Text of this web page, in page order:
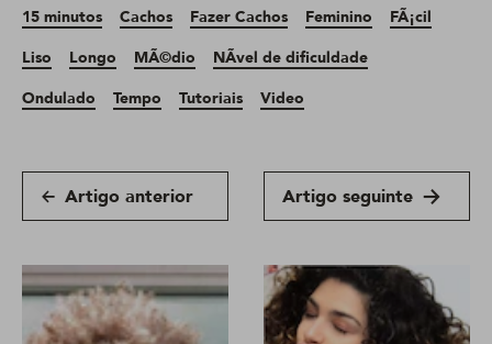
15 minutos Cachos Fazer Cachos Feminino
FÃ¡cil
Liso
Longo MÃ©dio
NÃ­vel de dificuldade
Ondulado
Tempo Tutoriais Video
Artigo anterior Artigo seguinte